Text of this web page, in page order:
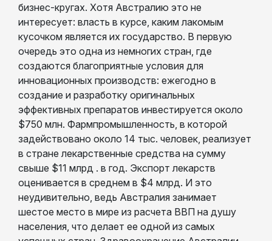
бизнес-кругах. Хотя Австралию это не
интересует: власть в курсе, каким лакомым
кусочком является их государство. В первую
очередь это одна из немногих стран, где
создаются благоприятные условия для
инновационных производств: ежегодно в
создание и разработку оригинальных
эффективных препаратов инвестируется около
$750 млн. Фармпромышленность, в которой
задействовано около 14 тыс. человек, реализует
в стране лекарственные средства на сумму
свыше $11 млрд . в год. Экспорт лекарств
оценивается в среднем в $4 млрд. И это
неудивительно, ведь Австралия занимает
шестое место в мире из расчета ВВП на душу
населения, что делает ее одной из самых